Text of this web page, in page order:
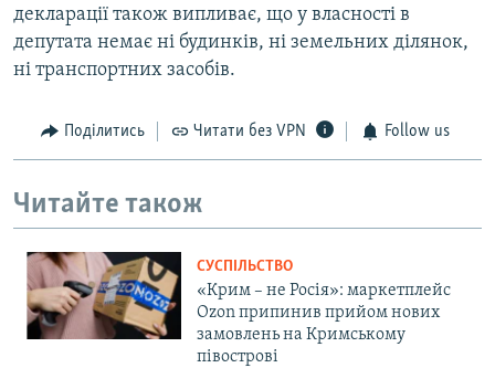
декларації також випливає, що у власності в
депутата немає ні будинків, ні земельних ділянок,
ні транспортних засобів.
Поділитись Читати без VPN Follow us
Читайте також
СУСПІЛЬСТВО
«Крим – не Росія»: маркетплейс
Ozon припинив прийом нових
замовлень на Кримському
півострові